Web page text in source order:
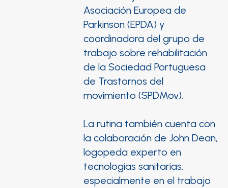
Asociación Europea de
Parkinson (EPDA) y
coordinadora del grupo de
trabajo sobre rehabilitación
de la Sociedad Portuguesa
de Trastornos del
movimiento (SPDMov).
La rutina también cuenta con
la colaboración de John Dean,
logopeda experto en
tecnologías sanitarias,
especialmente en el trabajo